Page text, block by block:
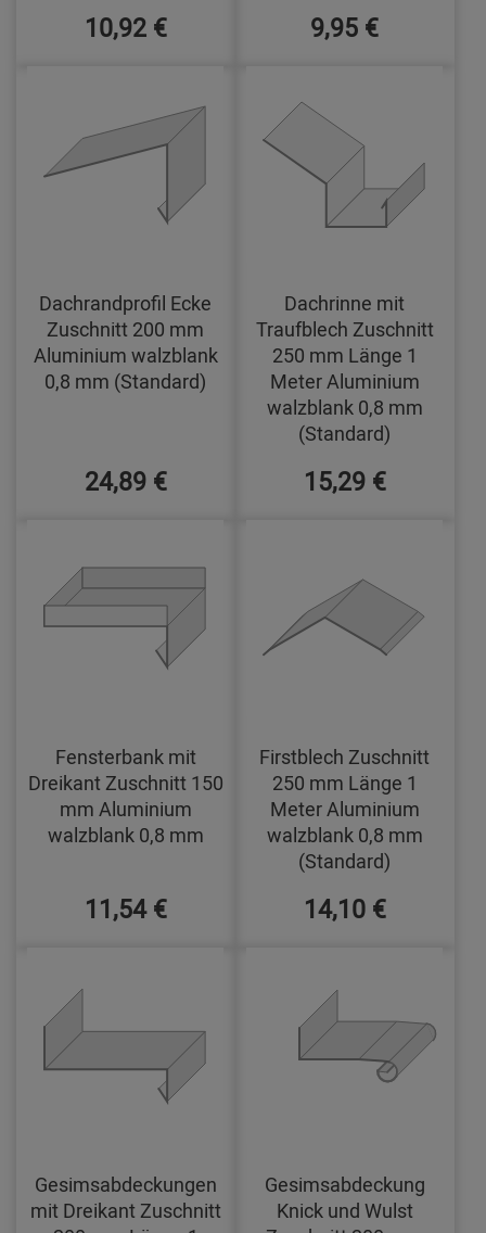
10,92 € 9,95 €
Dachrandprofil Ecke
Zuschnitt 200 mm
Aluminium walzblank
0,8 mm (Standard)
24,89 €
Dachrinne mit
Traufblech Zuschnitt
250 mm Länge 1
Meter Aluminium
walzblank 0,8 mm
(Standard)
15,29 €
Fensterbank mit
Dreikant Zuschnitt 150
mm Aluminium
walzblank 0,8 mm
11,54 €
Firstblech Zuschnitt
250 mm Länge 1
Meter Aluminium
walzblank 0,8 mm
(Standard)
14,10 €
Gesimsabdeckungen
mit Dreikant Zuschnitt
Gesimsabdeckung
Knick und Wulst